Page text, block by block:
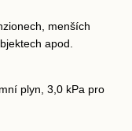
menších
apod.
plyn, 3,0 kPa pro